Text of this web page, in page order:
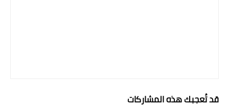
قد تُعجبك هذه المشاركات